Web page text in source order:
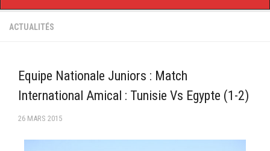
Feuilles de match 2018/2019
Feuille de match 2017/2018
–Ligue I–
–Ligue II–
Feuille de match 2016/2017
ACTUALITÉS
Equipe Nationale Juniors : Match
International Amical : Tunisie Vs Egypte (1-2)
26 MARS 2015